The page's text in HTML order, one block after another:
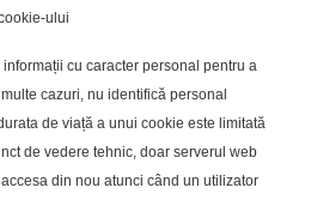
ului
cu caracter personal pentru a
cazuri, nu identifică personal
de viață a unui cookie este limitată
de vedere tehnic, doar serverul web
din nou atunci când un utilizator